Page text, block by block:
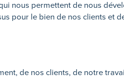
nous permettent de nous
pour le bien de nos clients et
de nos clients, de notre